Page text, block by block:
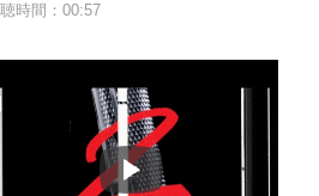
時間：00:57